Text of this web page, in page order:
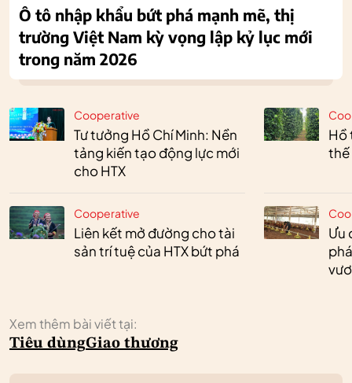
Cooperative
Tư tưởng Hồ Chí Minh: Nền
tảng kiến tạo động lực mới
cho HTX
Cooperative
Liên kết mở đường cho tài
sản trí tuệ của HTX bứt phá
Hồ
thế
Ưu
Xem thêm bài viết tại:
Tiêu dùngGiao thương
Ô tô nhập khẩu bứt phá mạnh mẽ, thị
trường Việt Nam kỳ vọng lập kỷ lục mới
trong năm 2026